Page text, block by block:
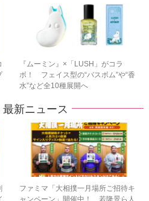
『ムーミン』×「LUSH」がコラ
ボ！ フェイス型の“バスボム”や“香
水”など全10種展開へ
新ニュース
ファミマ「大相撲一月場所ご招待キ